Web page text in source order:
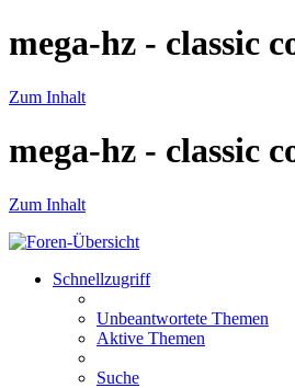
mega-hz - classic
Zum Inhalt
mega-hz - classic
Zum Inhalt
Schnellzugriff
Unbeantwortete Themen
Aktive Themen
Suche